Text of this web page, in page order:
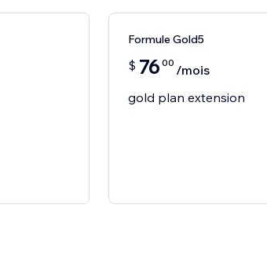
Formule Gold5
$ 76 00 /mois
gold plan extension